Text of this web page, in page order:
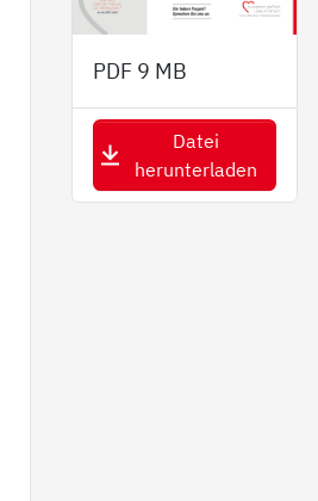
PDF 9 MB
Datei
herunterladen